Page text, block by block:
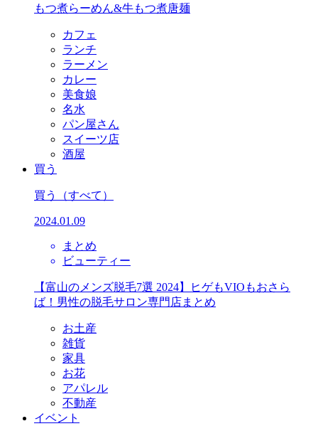
もつ煮らーめん&牛もつ煮唐麺
カフェ
ランチ
ラーメン
カレー
美食娘
名水
パン屋さん
スイーツ店
酒屋
買う
買う （すべて）
2024.01.09
まとめ
ビューティー
【富山のメンズ脱毛7選 2024】ヒゲもVIOもおさら
ば！男性の脱毛サロン専門店まとめ
お土産
雑貨
家具
お花
アパレル
不動産
イベント